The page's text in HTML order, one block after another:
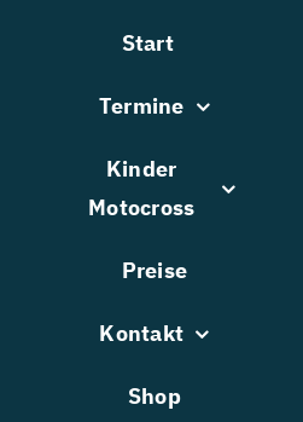
Start
Termine
Kinder
Motocross
Preise
Kontakt
Shop